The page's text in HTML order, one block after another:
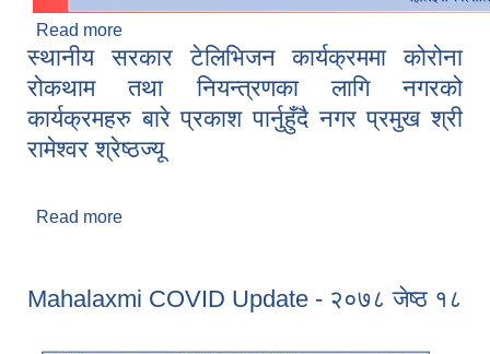
Read more
स्थानीय सरकार टेलिभिजन कार्यक्रममा कोरोना
रोकथाम तथा नियन्त्रणका लागि नगरको
कार्यक्रमहरु बारे प्रकाश पार्नुहुँदै नगर प्रमुख श्री
रामेश्वर श्रेष्ठज्यू
Read more
Mahalaxmi COVID Update - २०७८ जेष्ठ १८